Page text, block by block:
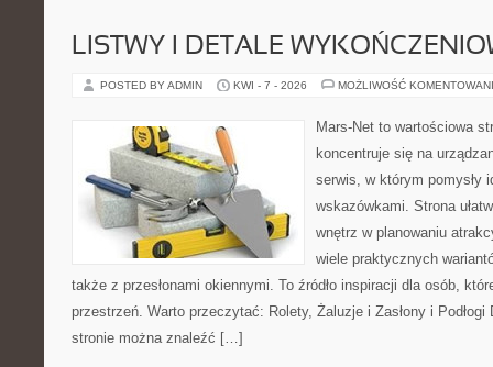
LISTWY I DETALE
POSTED BY ADMIN KWI - 7 - 2026 MOŻLIWOŚĆ
Mars-Net to wartościowa
koncentruje się na
serwis, w którym pomysły
wskazówkami. Strona
wnętrz w planowaniu
wiele praktycznych
także z przesłonami okiennymi. To źródło inspiracji dla osób,
przestrzeń. Warto przeczytać: Rolety, Żaluzje i Zasłony i Podłogi
stronie można znaleźć […]